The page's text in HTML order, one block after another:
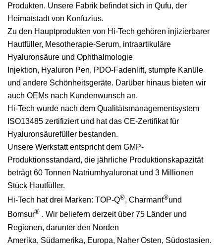
Produkten. Unsere Fabrik befindet sich in Qufu, der
Heimatstadt von Konfuzius.
Zu den Hauptprodukten von Hi-Tech gehören injizierbarer
Hautfüller, Mesotherapie-Serum, intraartikuläre
Hyaluronsäure und Ophthalmologie
Injektion, Hyaluron Pen, PDO-Fadenlift, stumpfe Kanüle
und andere Schönheitsgeräte. Darüber hinaus bieten wir
auch OEMs nach Kundenwunsch an.
Hi-Tech wurde nach dem Qualitätsmanagementsystem
ISO13485 zertifiziert und hat das CE-Zertifikat für
Hyaluronsäurefüller bestanden.
Unsere Werkstatt entspricht dem GMP-
Produktionsstandard, die jährliche Produktionskapazität
beträgt 60 Tonnen Natriumhyaluronat und 3 Millionen
Stück Hautfüller.
Hi-Tech hat drei Marken: TOP-Q®, Charmant®und
Bomsur® . Wir beliefern derzeit über 75 Länder und
Regionen, darunter den Norden
Amerika, Südamerika, Europa, Naher Osten, Südostasien.